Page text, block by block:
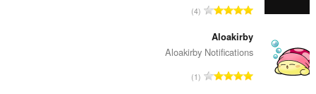
מ
ר
י
4
Aloakirby
Aloakirby Notifications
מ1